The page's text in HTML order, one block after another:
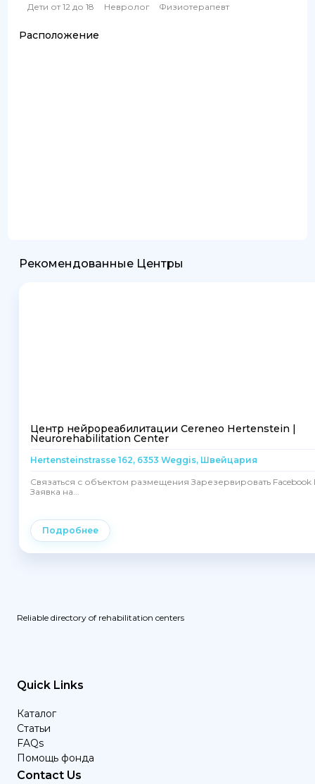
Дети от 12 до 18 Невролог Физиотерапевт
Расположение
Рекомендованные Центры
Центр нейрореабилитации Cereneo Hertenstein |
Neurorehabilitation Center
Hertensteinstrasse 162, 6353 Weggis, Швейцария
Связаться с объектом размещения Зарезервировать Facebook
Заявка на...
Подробнее
Reliable directory of rehabilitation centers
Quick Links
Каталог
Статьи
FAQs
Помощь фонда
Contact Us